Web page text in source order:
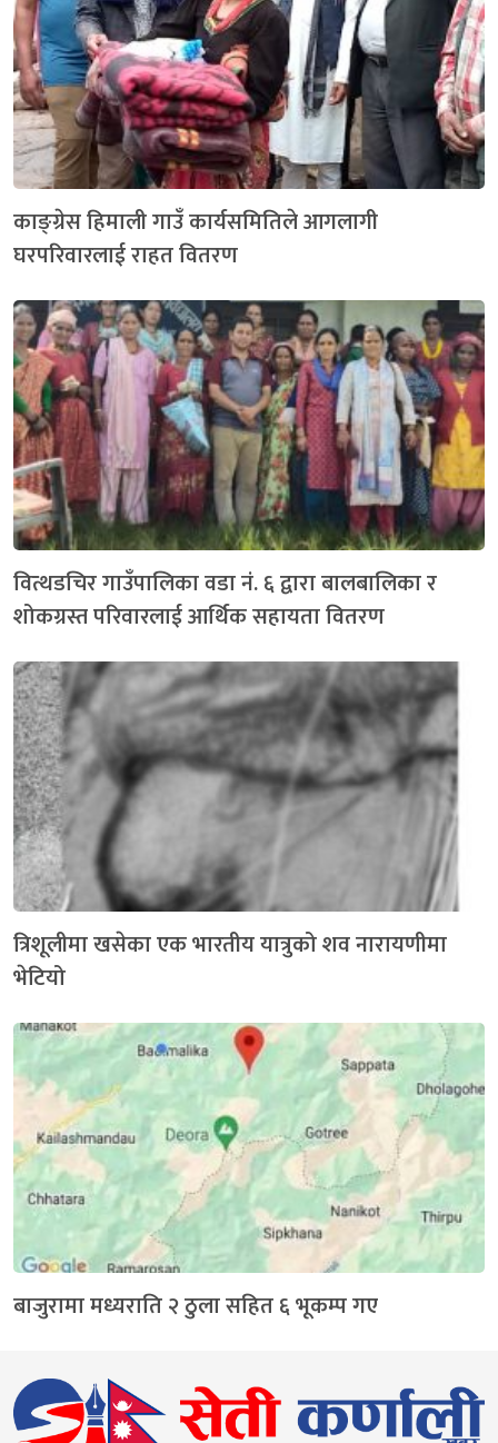
काङ्ग्रेस हिमाली गाउँ कार्यसमितिले आगलागी
घरपरिवारलाई राहत वितरण
वित्थडचिर गाउँपालिका वडा नं. ६ द्वारा बालबालिका र
शोकग्रस्त परिवारलाई आर्थिक सहायता वितरण
त्रिशूलीमा खसेका एक भारतीय यात्रुको शव नारायणीमा
भेटियो
बाजुरामा मध्यराति २ ठुला सहित ६ भूकम्प गए